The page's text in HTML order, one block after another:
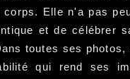
corps. Elle n'a pas
et de célébrer
toutes ses photos,
qui rend ses